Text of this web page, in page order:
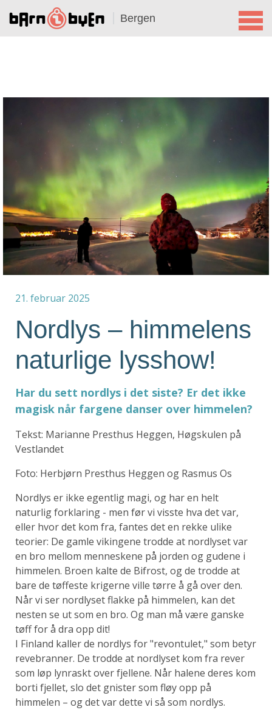
Bergen
21. februar 2025
Nordlys – himmelens
naturlige lysshow!
Har du sett nordlys i det siste? Er det ikke
magisk når fargene danser over himmelen?
Tekst: Marianne Presthus Heggen, Høgskulen på
Vestlandet
Foto: Herbjørn Presthus Heggen og Rasmus Os
Nordlys er ikke egentlig magi, og har en helt
naturlig forklaring - men før vi visste hva det var,
eller hvor det kom fra, fantes det en rekke ulike
teorier: De gamle vikingene trodde at nordlyset var
en bro mellom menneskene på jorden og gudene i
himmelen. Broen kalte de Bifrost, og de trodde at
bare de tøffeste krigerne ville tørre å gå over den.
Når vi ser nordlyset flakke på himmelen, kan det
nesten se ut som en bro. Og man må være ganske
tøff for å dra opp dit!
I Finland kaller de nordlys for "revontulet," som betyr
revebranner. De trodde at nordlyset kom fra rever
som løp lynraskt over fjellene. Når halene deres kom
borti fjellet, slo det gnister som fløy opp på
himmelen – og det var dette vi så som nordlys.